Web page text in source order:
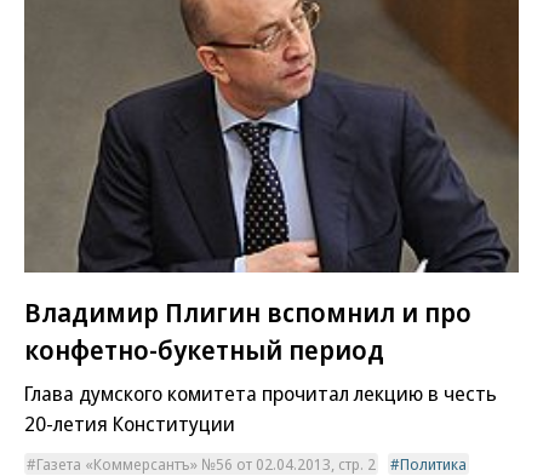
Владимир Плигин вспомнил и про
конфетно-букетный период
Глава думского комитета прочитал лекцию в честь
20-летия Конституции
Газета «Коммерсантъ» №56 от 02.04.2013, стр. 2
Политика